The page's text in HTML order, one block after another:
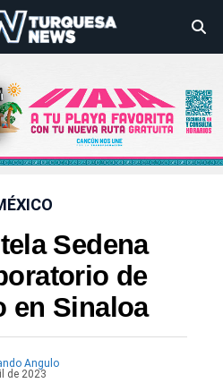
Sedena
de
en Sinaloa
Angulo
de 2023